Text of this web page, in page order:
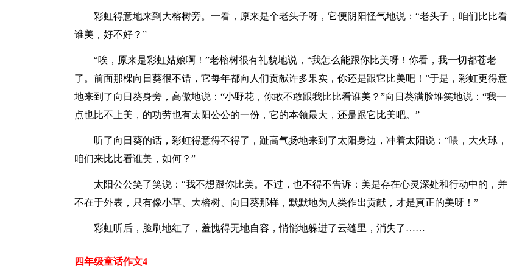
彩虹得意地来到大榕树旁。一看，原来是个老头子呀，它便阴阳怪气地说：“老头子，咱们比比看
谁美，好不好？”
“唉，原来是彩虹姑娘啊！”老榕树很有礼貌地说，“我怎么能跟你比美呀！你看，我一切都苍老
了。前面那棵向日葵很不错，它每年都向人们贡献许多果实，你还是跟它比美吧！”于是，彩虹更得意
地来到了向日葵身旁，高傲地说：“小野花，你敢不敢跟我比比看谁美？”向日葵满脸堆笑地说：“我一
点也比不上美，的功劳也有太阳公公的一份，它的本领最大，还是跟它比美吧。”
听了向日葵的话，彩虹得意得不得了，趾高气扬地来到了太阳身边，冲着太阳说：“喂，大火球，
咱们来比比看谁美，如何？”
太阳公公笑了笑说：“我不想跟你比美。不过，也不得不告诉：美是存在心灵深处和行动中的，并
不在于外表，只有像小草、大榕树、向日葵那样，默默地为人类作出贡献，才是真正的美呀！”
彩虹听后，脸刷地红了，羞愧得无地自容，悄悄地躲进了云缝里，消失了……
四年级童话作文4